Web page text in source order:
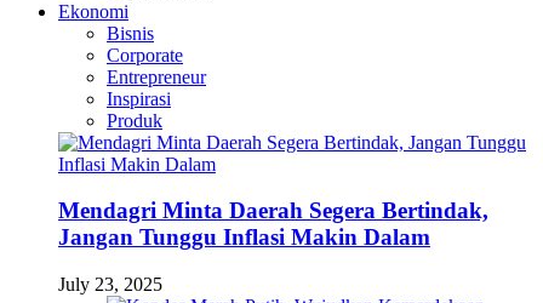
Ekonomi
Bisnis
Corporate
Entrepreneur
Inspirasi
Produk
Mendagri Minta Daerah Segera Bertindak,
Jangan Tunggu Inflasi Makin Dalam
July 23, 2025